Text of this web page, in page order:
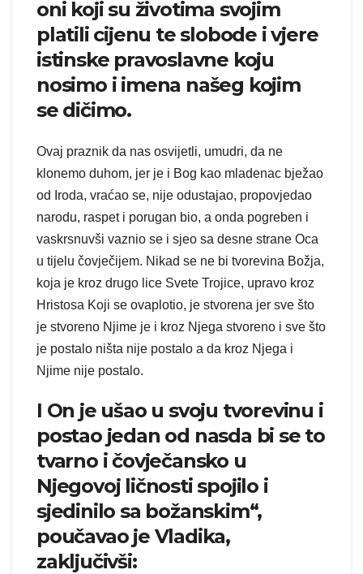
oni koji su životima svojim
platili cijenu te slobode i vjere
istinske pravoslavne koju
nosimo i imena našeg kojim
se dičimo.
Ovaj praznik da nas osvijetli, umudri, da ne
klonemo duhom, jer je i Bog kao mladenac bježao
od Iroda, vraćao se, nije odustajao, propovjedao
narodu, raspet i porugan bio, a onda pogreben i
vaskrsnuvši vaznio se i sjeo sa desne strane Oca
u tijelu čovječijem. Nikad se ne bi tvorevina Božja,
koja je kroz drugo lice Svete Trojice, upravo kroz
Hristosa Koji se ovaplotio, je stvorena jer sve što
je stvoreno Njime je i kroz Njega stvoreno i sve što
je postalo ništa nije postalo a da kroz Njega i
Njime nije postalo.
I On je ušao u svoju tvorevinu i
postao jedan od nasda bi se to
tvarno i čovječansko u
Njegovoj ličnosti spojilo i
sjedinilo sa božanskim“,
poučavao je Vladika,
zaključivši: